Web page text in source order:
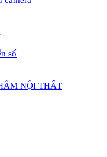
số
NỘI THẤT